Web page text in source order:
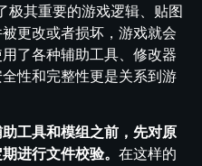
极其重要的游戏逻辑、贴图
更改或者损坏，游戏就会
了各种辅助工具、修改器
性和完整性更是关系到游
工具和模组之前，先对原
进行文件校验。 在这样的